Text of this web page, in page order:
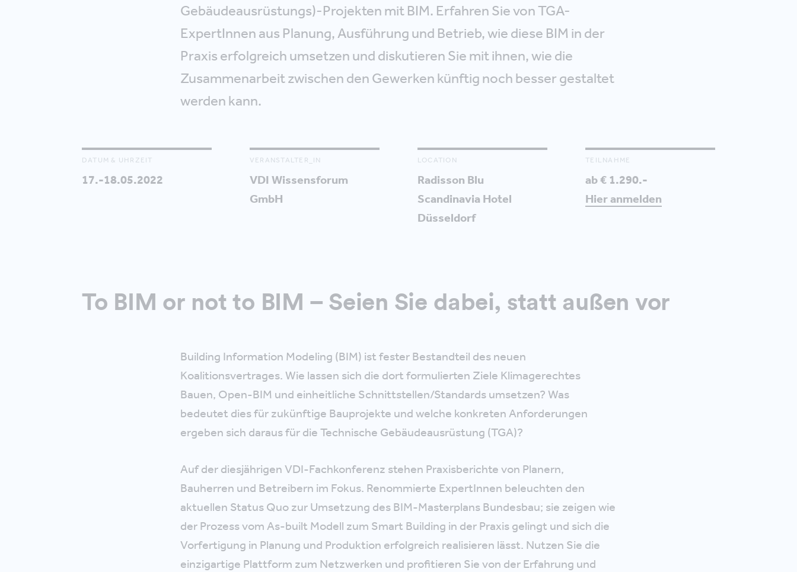
Gebäudeausrüstungs)-Projekten mit BIM. Erfahren Sie von TGA-
ExpertInnen aus Planung, Ausführung und Betrieb, wie diese BIM in der
Praxis erfolgreich umsetzen und diskutieren Sie mit ihnen, wie die
Zusammenarbeit zwischen den Gewerken künftig noch besser gestaltet
werden kann.
DATUM & UHRZEIT
17.-18.05.2022
VERANSTALTER_IN
VDI Wissensforum
GmbH
LOCATION
Radisson Blu
Scandinavia Hotel
Düsseldorf
TEILNAHME
ab € 1.290.-
Hier anmelden
To BIM or not to BIM – Seien Sie dabei, statt außen vor
Building Information Modeling (BIM) ist fester Bestandteil des neuen
Koalitionsvertrages. Wie lassen sich die dort formulierten Ziele Klimagerechtes
Bauen, Open-BIM und einheitliche Schnittstellen/Standards umsetzen? Was
bedeutet dies für zukünftige Bauprojekte und welche konkreten Anforderungen
ergeben sich daraus für die Technische Gebäudeausrüstung (TGA)?
Auf der diesjährigen VDI-Fachkonferenz stehen Praxisberichte von Planern,
Bauherren und Betreibern im Fokus. Renommierte ExpertInnen beleuchten den
aktuellen Status Quo zur Umsetzung des BIM-Masterplans Bundesbau; sie zeigen wie
der Prozess vom As-built Modell zum Smart Building in der Praxis gelingt und sich die
Vorfertigung in Planung und Produktion erfolgreich realisieren lässt. Nutzen Sie die
einzigartige Plattform zum Netzwerken und profitieren Sie von der Erfahrung und